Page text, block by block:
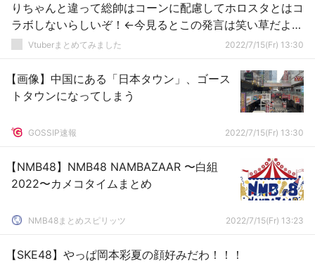
りちゃんと違って総帥はコーンに配慮してホロスタとはコ
ラボしないらしいぞ！←今見るとこの発言は笑い草だよ
な、ホロスタとは絡まんけどストリーマーとは絡みますっ
Vtuberまとめてみました 2022/7/15(Fr) 13:30
【画像】中国にある「日本タウン」、ゴース
トタウンになってしまう
GOSSIP速報 2022/7/15(Fr) 13:30
【NMB48】NMB48 NAMBAZAAR 〜白組
2022〜カメコタイムまとめ
NMB48まとめスピリッツ 2022/7/15(Fr) 13:23
【SKE48】やっぱ岡本彩夏の顔好みだわ！！！